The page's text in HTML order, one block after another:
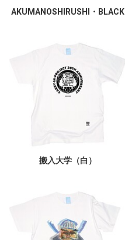
AKUMANOSHIRUSHI・BLACK
搬入大学（白）